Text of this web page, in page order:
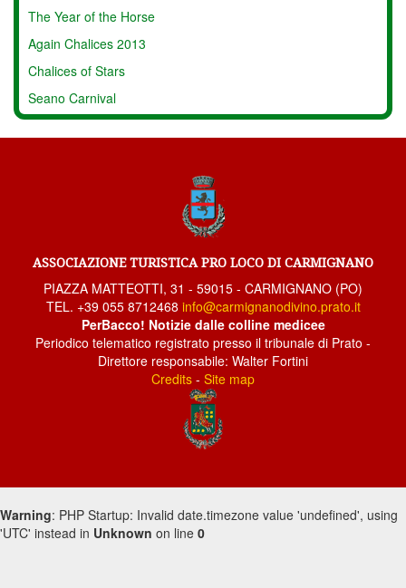
The Year of the Horse
Again Chalices 2013
Chalices of Stars
Seano Carnival
Chinese New Year
Threshing Fete
Carmignano 5
Carmignano 4
Carmignano 3
Carmignano 2
Flight and the Moon
Flight and the Moon
ASSOCIAZIONE TURISTICA PRO LOCO DI CARMIGNANO
PIAZZA MATTEOTTI, 31 - 59015 - CARMIGNANO (PO)
TEL. +39 055 8712468 info@carmignanodivino.prato.it
PerBacco! Notizie dalle colline medicee
Periodico telematico registrato presso il tribunale di Prato -
Direttore responsabile: Walter Fortini
Credits - Site map
Warning: PHP Startup: Invalid date.timezone value 'undefined', using
'UTC' instead in Unknown on line 0